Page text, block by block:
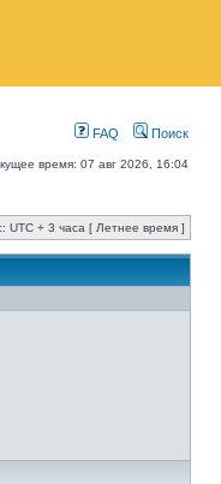
FAQ Поиск
время: 07 авг 2026, 16:04
UTC + 3 часа [ Летнее время ]